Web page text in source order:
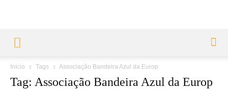
Início Tags Associação Bandeira Azul da Europ
Tag: Associação Bandeira Azul da Europ